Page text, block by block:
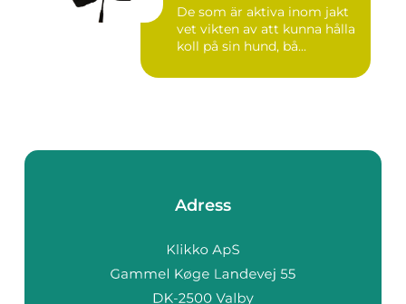
De som är aktiva inom jakt
vet vikten av att kunna hålla
koll på sin hund, bå...
Adress